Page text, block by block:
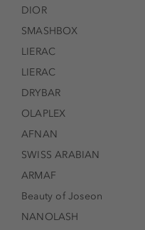
DIOR
SMASHBOX
LIERAC
LIERAC
DRYBAR
OLAPLEX
AFNAN
SWISS ARABIAN
ARMAF
Beauty of Joseon
NANOLASH